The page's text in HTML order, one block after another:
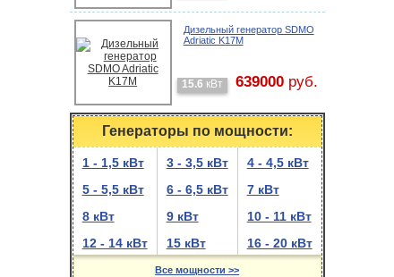
Дизельный генератор SDMO
Adriatic K17M
15.6 кВт 639000руб.
Генераторы по мощности:
1 - 1,5 кВт 3 - 3,5 кВт
4 - 4,5 кВт
5 - 5,5 кВт
6 - 6,5 кВт
7 кВт
8 кВт
9 кВт
10 - 11 кВт
12 - 14 кВт
15 кВт 16 - 20 кВт
Все мощности >>